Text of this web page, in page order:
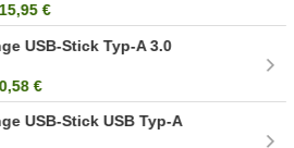
15,95 €
USB-Stick Typ-A 3.0
€
USB-Stick USB Typ-A